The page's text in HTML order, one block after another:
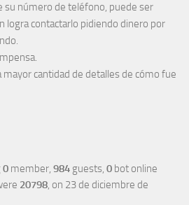
su número de teléfono, puede ser
logra contactarlo pidiendo dinero por
mayor cantidad de detalles de cómo fue
0 member, 984 guests, 0 bot online
20798, on 23 de diciembre de